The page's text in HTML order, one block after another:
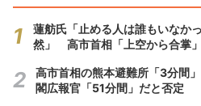
蓮舫氏「止める人は誰もいなか
然」 高市首相「上空から合掌
高市首相の熊本避難所「3分間
閣広報官「51分間」だと否定